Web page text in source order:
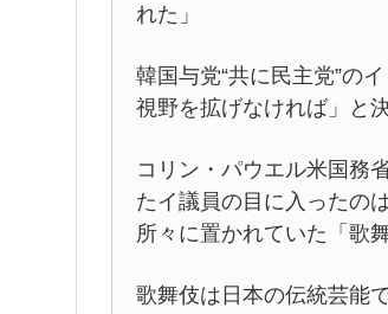
れた」
韓国与党“共に民主党”の
視野を拡げなければ」と
コリン・パウエル米国務
たイ議員の目に入ったの
所々に置かれていた「歌
歌舞伎は日本の伝統芸能